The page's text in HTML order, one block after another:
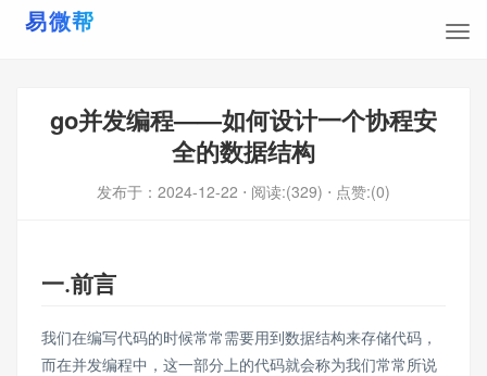
go并发编程——如何设计一个协程安
全的数据结构
发布于： 2024-12-22 ⋅ 阅读:(329) ⋅ 点赞:(0)
一.前言
我们在编写代码的时候常常需要用到数据结构来存储代码，
而在并发编程中，这一部分上的代码就会称为我们常常所说